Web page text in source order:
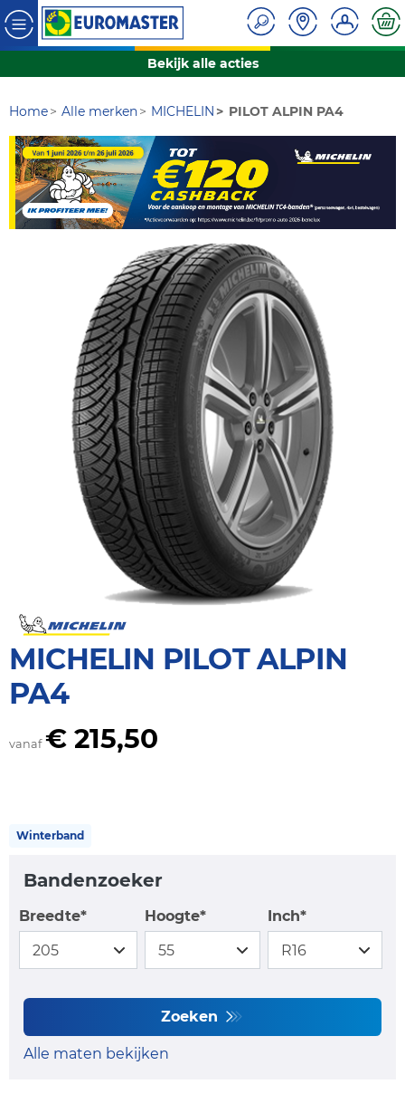
Bekijk alle acties
Home Alle merken MICHELIN PILOT ALPIN PA4
MICHELIN PILOT ALPIN
PA4
vanaf € 215,50
Winterband
Bandenzoeker
Breedte* Hoogte* Inch*
Zoeken
Alle maten bekijken